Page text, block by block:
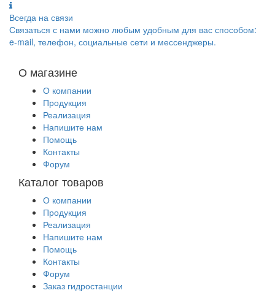
Всегда на связи
Связаться с нами можно любым удобным для вас способом:
e-mail, телефон, социальные сети и мессенджеры.
О магазине
О компании
Продукция
Реализация
Напишите нам
Помощь
Контакты
Форум
Каталог товаров
О компании
Продукция
Реализация
Напишите нам
Помощь
Контакты
Форум
Заказ гидростанции